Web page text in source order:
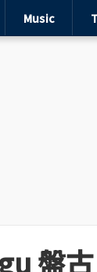
Music
盤